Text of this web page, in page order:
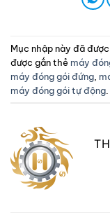
Mục nhập này đã
được gắn thẻ máy
máy đóng gói đứng
máy đóng gói tự động